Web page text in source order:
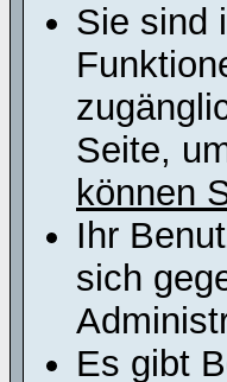
Sie sind
Seite,
können
Ihr
sich
Es gibt